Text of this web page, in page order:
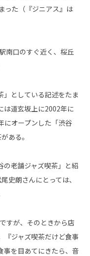
った（『ジニアス』は
南口のすぐ近く、桜丘
」としている記述をたま
は道玄坂上に2002年に
にオープンした「渋谷
ある。
の老舗ジャズ喫茶」と紹
史朗さんにとっては、
すが、そのときから店
『ジャズ喫茶だけど食事
事を目あてにきたら、音